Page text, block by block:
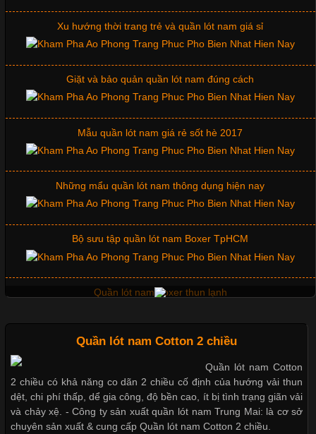
đến chất lượng sản phẩm và mức độ hài lòng của khách hàng.
Đối với những đơn vị kinh doanh áo thun đồng phục hay đồ lót
phẩm, giảm tỷ lệ hàng lỗi và
Tìm Hiểu Các Kiểu Cổ Áo Thun Được Ưa Chuộng Trong
Cập nhật 2026-06-01 16:20:50
Áo thun là một trong những trang phục phổ biến nhất hiện nay
nhờ tính tiện dụng, dễ phối đồ và phù hợp với nhiều đối tượng.
Bên cạnh chất liệu và kiểu dáng, phần cổ áo cũng là yếu tố
quan trọng tạo nên phong cách riêng cho từng sản phẩm. Mỗi
loại cổ áo sẽ mang đến một vẻ đẹp khác
Những Mẫu Áo Thun Đồng Phục Công Ty Được Ưa
Chuộng Hiện Nay
Cập nhật 2026-06-01 14:23:34
Xu hướng thời trang trẻ và quần lót nam giá sỉ
Giặt và bảo quản quần lót nam đúng cách
Mẫu quần lót nam giá rẻ sốt hè 2017
Những mẩu quần lót nam thông dụng hiện nay
Bộ sưu tập quần lót nam Boxer TpHCM
Quần lót nam boxer thun lạnh
Nguyên bộ quần lót nam Boxer thun lạnh giá rẻ
Dễ chịu hơn với quần lót nam giá rẻ vải Cotton 4 chiều
Quần lót nam Cotton 2 chiều
Quần lót nam Cotton
2 chiều có khả năng co dãn 2 chiều cố định của hướng vải thun
dệt, chi phí thấp, dể gia công, độ bền cao, ít bị tình trạng giãn vải
và chảy xệ. - Công ty sản xuất quần lót nam Trung Mai: là cơ sở
chuyên sản xuất & cung cấp Quần lót nam Cotton 2 chiều.